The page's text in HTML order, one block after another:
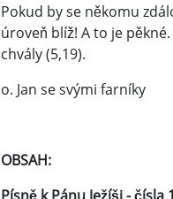
Pokud by se někomu
úroveň blíž! A to je
chvály (5,19).
o. Jan se svými farníky
OBSAH: